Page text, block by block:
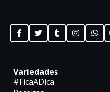
Variedades
#FicaADica